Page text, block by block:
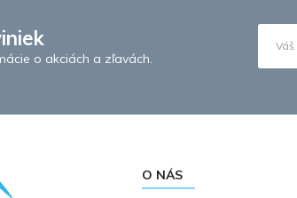
o akciách a zľavách.
O NÁS